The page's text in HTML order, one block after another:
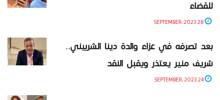
للقضاء
بعد تصرفه في عزاء والدة دينا الشربيني..
شريف منير يعتذر ويقبل النقد